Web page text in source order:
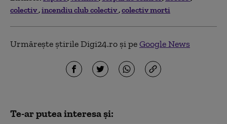
colectiv incendiu club colectiv colectiv morti
Urmărește știrile Digi24.ro și peGoogle News
Te-ar putea interesa și: